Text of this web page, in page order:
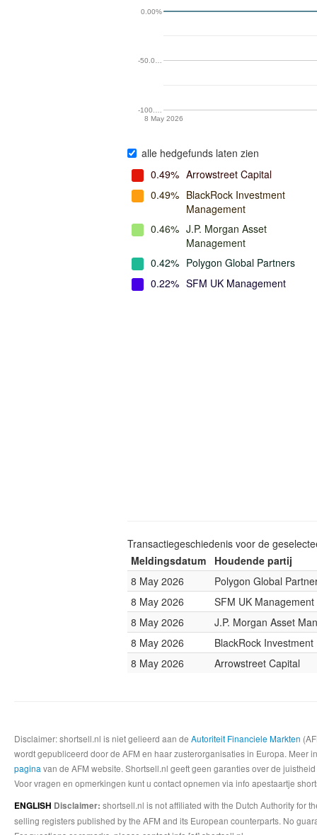
8 May 2026
-100.…
-50.0…
0.00%
alle hedgefunds laten zien
0.49% Arrowstreet Capital
0.49% BlackRock Investment
Management
0.46% J.P. Morgan Asset
Management
0.42% Polygon Global Partners
0.22% SFM UK Management
Transactiegeschiedenis voor de
Meldingsdatum
Houdende partij
8 May 2026
Polygon Global
8 May 2026
SFM UK Management
8 May 2026
J.P. Morgan Asset
8 May 2026
BlackRock
8 May 2026
Arrowstreet Capital
Disclaimer: shortsell.nl is niet gelieerd aan de Autoriteit Financiele Markten
wordt gepubliceerd door de AFM en haar zusterorganisaties in Europa.
pagina van de AFM website. Shortsell.nl geeft geen garanties over de
Voor vragen en opmerkingen kunt u contact opnemen via info apestaartje
ENGLISH Disclaimer: shortsell.nl is not affiliated with the Dutch Authority for
selling registers published by the AFM and its European counterparts. No